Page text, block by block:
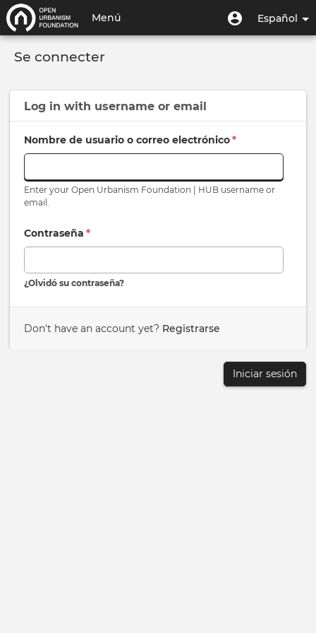
contenido
Español
Menú
de
cuenta
usuario
Menú
de
Menú
Toggle
Se connecter
Log in with username or email
Nombre de usuario o correo electrónico*
Enter your Open Urbanism Foundation | HUB username or
email.
Contraseña *
¿Olvidó su contraseña?
Don't have an account yet? Registrarse
Iniciar sesión